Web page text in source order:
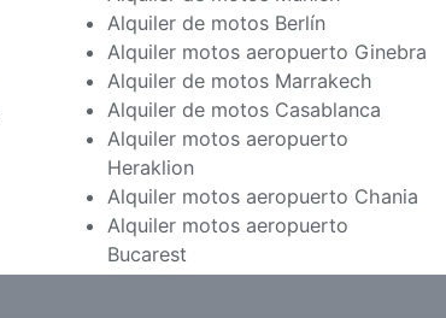
Alquiler de motos Berlín
Alquiler motos aeropuerto Ginebra
Alquiler de motos Marrakech
Alquiler de motos Casablanca
Alquiler motos aeropuerto
Heraklion
Alquiler motos aeropuerto Chania
Alquiler motos aeropuerto
Bucarest